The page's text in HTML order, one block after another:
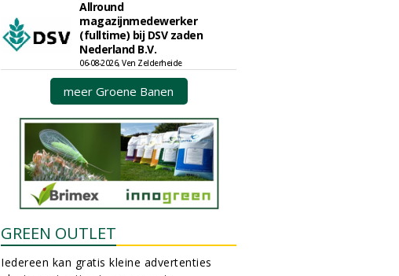
Allround
magazijnmedewerker
(fulltime) bij DSV zaden
Nederland B.V.
06-08-2026, Ven Zelderheide
meer Groene Banen
GREEN OUTLET
Iedereen kan gratis kleine advertenties